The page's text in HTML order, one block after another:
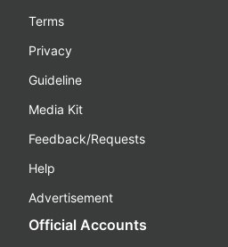
Terms
Privacy
Guideline
Media Kit
Feedback/Requests
Help
Advertisement
Official Accounts